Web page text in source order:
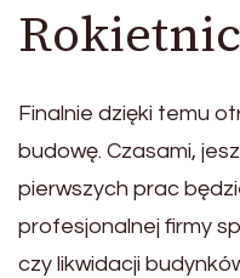
Finalnie dzięki temu
budowę. Czasami,
pierwszych prac
profesjonalnej firmy
czy likwidacji